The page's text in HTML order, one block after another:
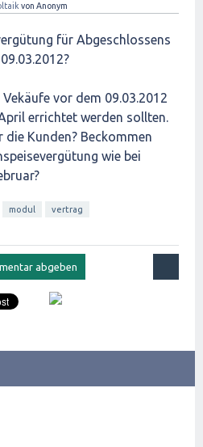
von Anonym
für Abgeschlossens
vor dem 09.03.2012
errichtet werden sollten.
Kunden? Beckommen
wie bei
modul
vertrag